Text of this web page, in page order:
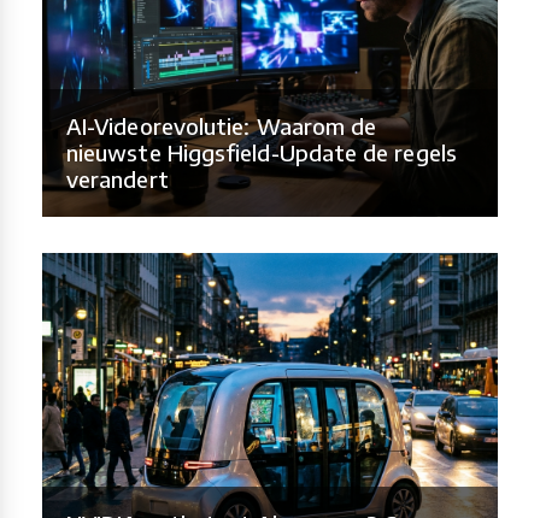
AI-Videorevolutie: Waarom de
nieuwste Higgsfield-Update de regels
verandert